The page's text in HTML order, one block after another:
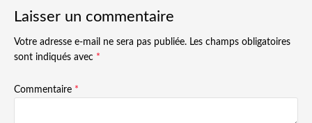
Laisser un commentaire
Votre adresse e-mail ne sera pas publiée. Les champs obligatoires
sont indiqués avec *
Commentaire *